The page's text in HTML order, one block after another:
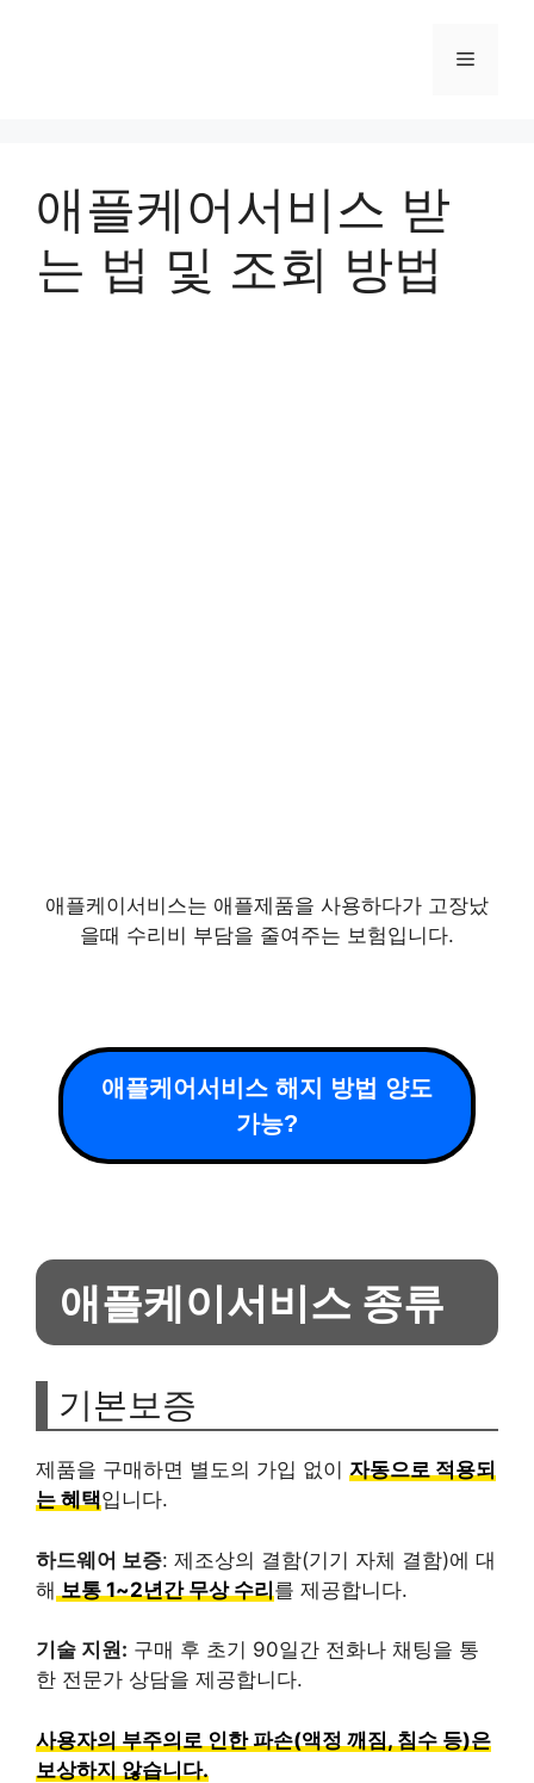
메
애플케어서비스 받
는 법 및 조회 방법
애플케이서비스는 애플제품을 사용하다가 고장났
을때 수리비 부담을 줄여주는 보험입니다.
애플케어서비스 해지 방법 양도
가능?
애플케이서비스 종류
기본보증
제품을 구매하면 별도의 가입 없이 자동으로 적용되
는 혜택입니다.
하드웨어 보증: 제조상의 결함(기기 자체 결함)에 대
해 보통 1~2년간 무상 수리를 제공합니다.
기술 지원: 구매 후 초기 90일간 전화나 채팅을 통
한 전문가 상담을 제공합니다.
사용자의 부주의로 인한 파손(액정 깨짐, 침수 등)은
보상하지 않습니다.